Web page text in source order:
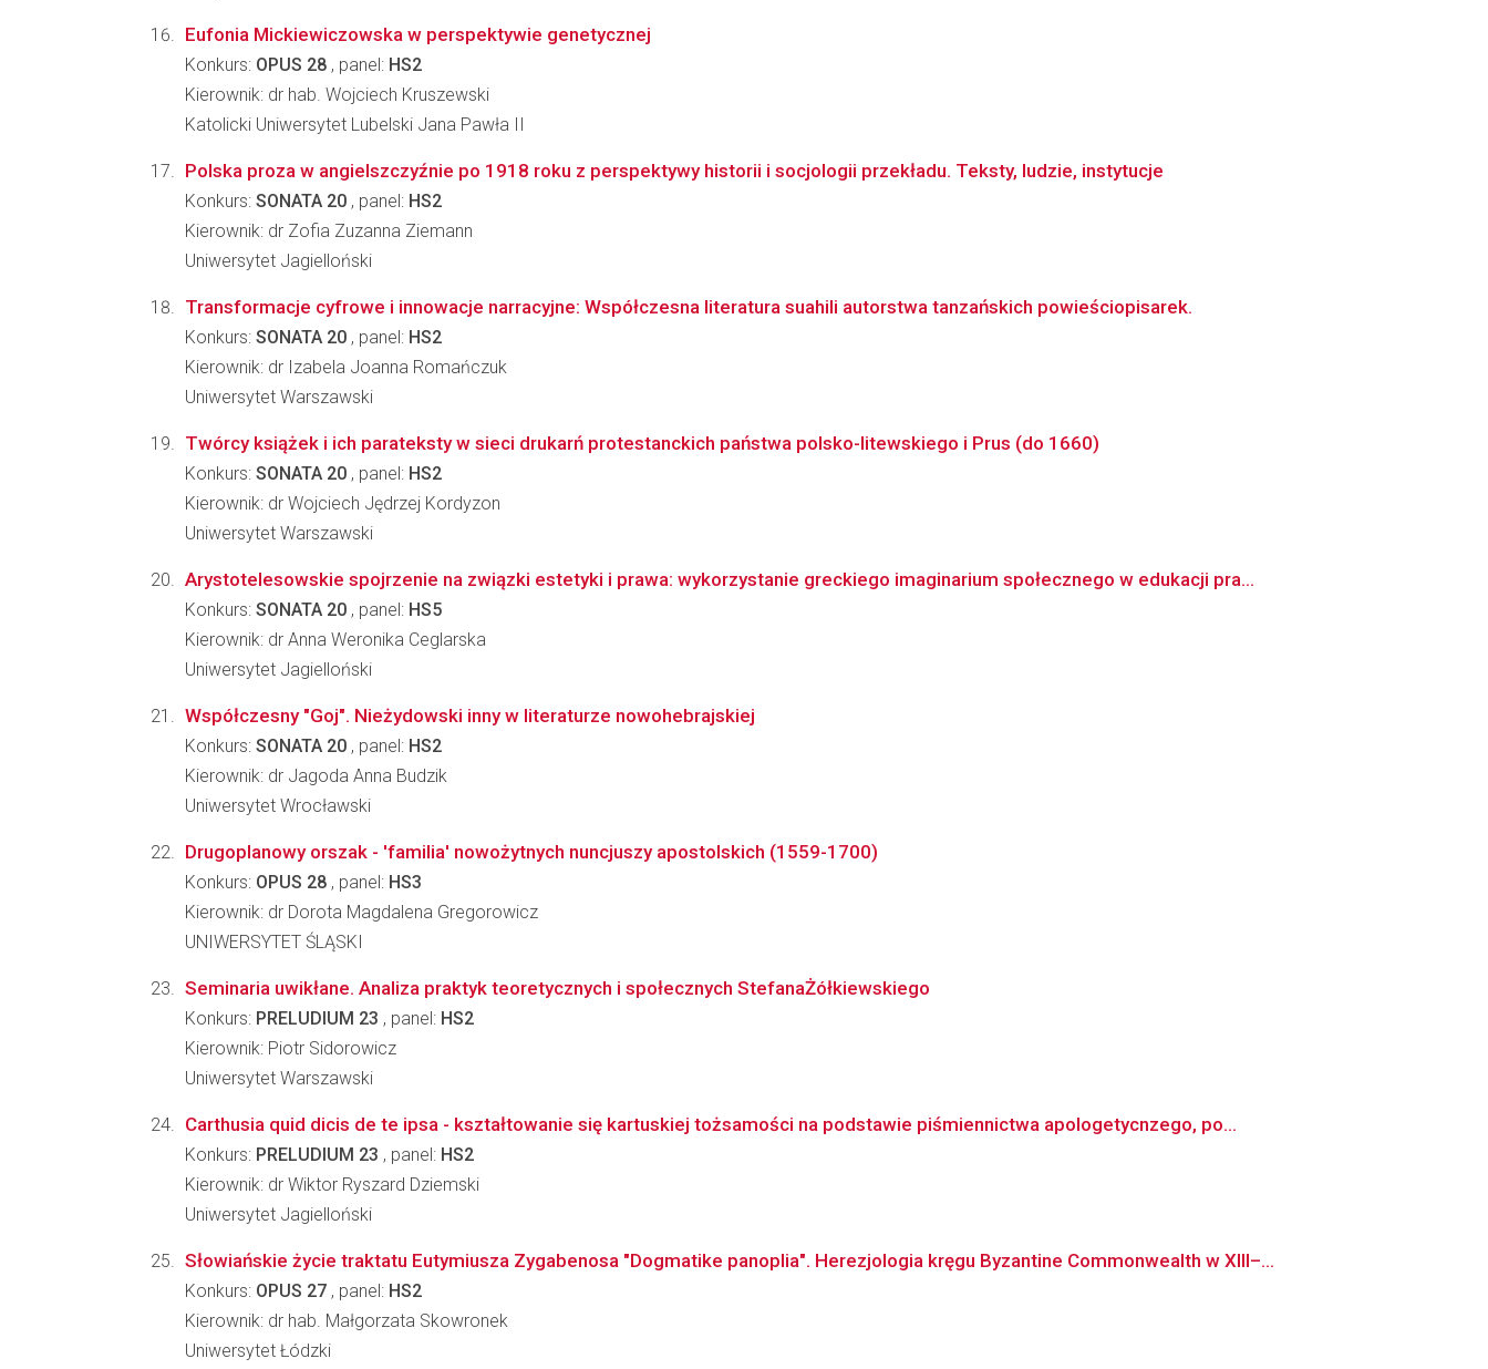
Eufonia Mickiewiczowska w perspektywie genetycznej
Konkurs: OPUS 28 , panel: HS2
Kierownik: dr hab. Wojciech Kruszewski
Katolicki Uniwersytet Lubelski Jana Pawła II
Polska proza w angielszczyźnie po 1918 roku z perspektywy historii i socjologii przekładu. Teksty, ludzie, instytucje
Konkurs: SONATA 20 , panel: HS2
Kierownik: dr Zofia Zuzanna Ziemann
Uniwersytet Jagielloński
Transformacje cyfrowe i innowacje narracyjne: Współczesna literatura suahili autorstwa tanzańskich powieściopisarek.
Konkurs: SONATA 20 , panel: HS2
Kierownik: dr Izabela Joanna Romańczuk
Uniwersytet Warszawski
Twórcy książek i ich parateksty w sieci drukarń protestanckich państwa polsko-litewskiego i Prus (do 1660)
Konkurs: SONATA 20 , panel: HS2
Kierownik: dr Wojciech Jędrzej Kordyzon
Uniwersytet Warszawski
Arystotelesowskie spojrzenie na związki estetyki i prawa: wykorzystanie greckiego imaginarium społecznego w edukacji pra...
Konkurs: SONATA 20 , panel: HS5
Kierownik: dr Anna Weronika Ceglarska
Uniwersytet Jagielloński
Współczesny "Goj". Nieżydowski inny w literaturze nowohebrajskiej
Konkurs: SONATA 20 , panel: HS2
Kierownik: dr Jagoda Anna Budzik
Uniwersytet Wrocławski
Drugoplanowy orszak - 'familia' nowożytnych nuncjuszy apostolskich (1559-1700)
Konkurs: OPUS 28 , panel: HS3
Kierownik: dr Dorota Magdalena Gregorowicz
UNIWERSYTET ŚLĄSKI
Seminaria uwikłane. Analiza praktyk teoretycznych i społecznych StefanaŻółkiewskiego
Konkurs: PRELUDIUM 23 , panel: HS2
Kierownik: Piotr Sidorowicz
Uniwersytet Warszawski
Carthusia quid dicis de te ipsa - kształtowanie się kartuskiej tożsamości na podstawie piśmiennictwa apologetycnzego, po...
Konkurs: PRELUDIUM 23 , panel: HS2
Kierownik: dr Wiktor Ryszard Dziemski
Uniwersytet Jagielloński
Słowiańskie życie traktatu Eutymiusza Zygabenosa "Dogmatike panoplia". Herezjologia kręgu Byzantine Commonwealth w XIII–...
Konkurs: OPUS 27 , panel: HS2
Kierownik: dr hab. Małgorzata Skowronek
Uniwersytet Łódzki